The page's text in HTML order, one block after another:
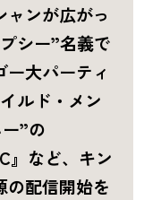
ンが広がっ
シー”名義で
大パーティ
ルド・メン
”の
』など、キン
の配信開始を